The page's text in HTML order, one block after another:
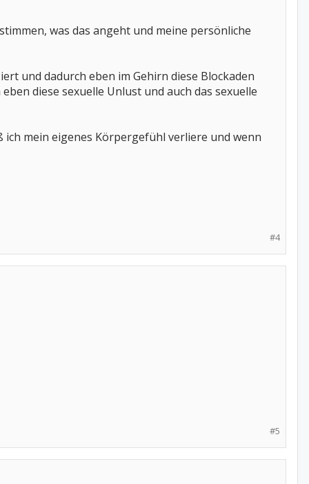
was das angeht und meine persönliche
und dadurch eben im Gehirn diese Blockaden
diese sexuelle Unlust und auch das sexuelle
mein eigenes Körpergefühl verliere und wenn
#4
#5